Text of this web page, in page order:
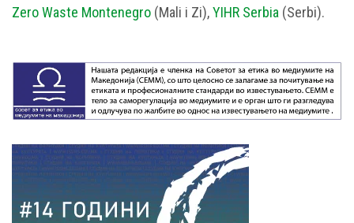
Zero Waste Montenegro (Mali i Zi),YIHR Serbia (Serbi).